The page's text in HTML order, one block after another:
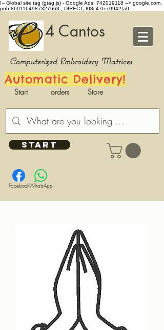
!-- Global site tag (gtag.js) - Google Ads: 742019118 --> google.com,
pub-8601164987327663 , DIRECT, f08c47fec0942fa0
4 Cantos
Computerized Embroidery Matrices
Automatic Delivery!
Start orders Store
START
FacebookWhatsApp